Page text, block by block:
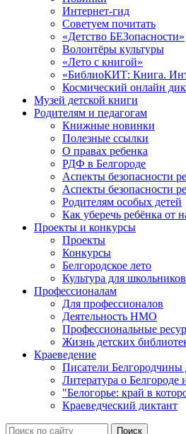
Интернет-гид
Советуем почитать
«Детство БЕЗопасности»
Волонтёры культуры
«Лето с книгой»
«БиблиоКИТ: Книга.
Космический онлайн
Музей детской книги
Родителям и педагогам
Книжные новинки
Полезные ссылки
О правах ребенка
РДФ в Белгороде
Аспекты безопасности
Аспекты безопасности
Родителям особых детей
Как уберечь ребёнка от
Проекты и конкурсы
Проекты
Конкурсы
Белгородское лето
Культура для школьников
Профессионалам
Для профессионалов
Деятельность НМО
Профессиональные
Жизнь детских
Краеведение
Писатели Белгородчины
Литература о Белгороде
"Белогорье: край в
Краеведческий диктант